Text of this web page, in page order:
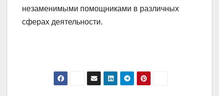
незаменимыми помощниками в различных
сферах деятельности.